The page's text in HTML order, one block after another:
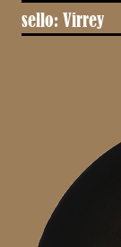
sello: Virrey